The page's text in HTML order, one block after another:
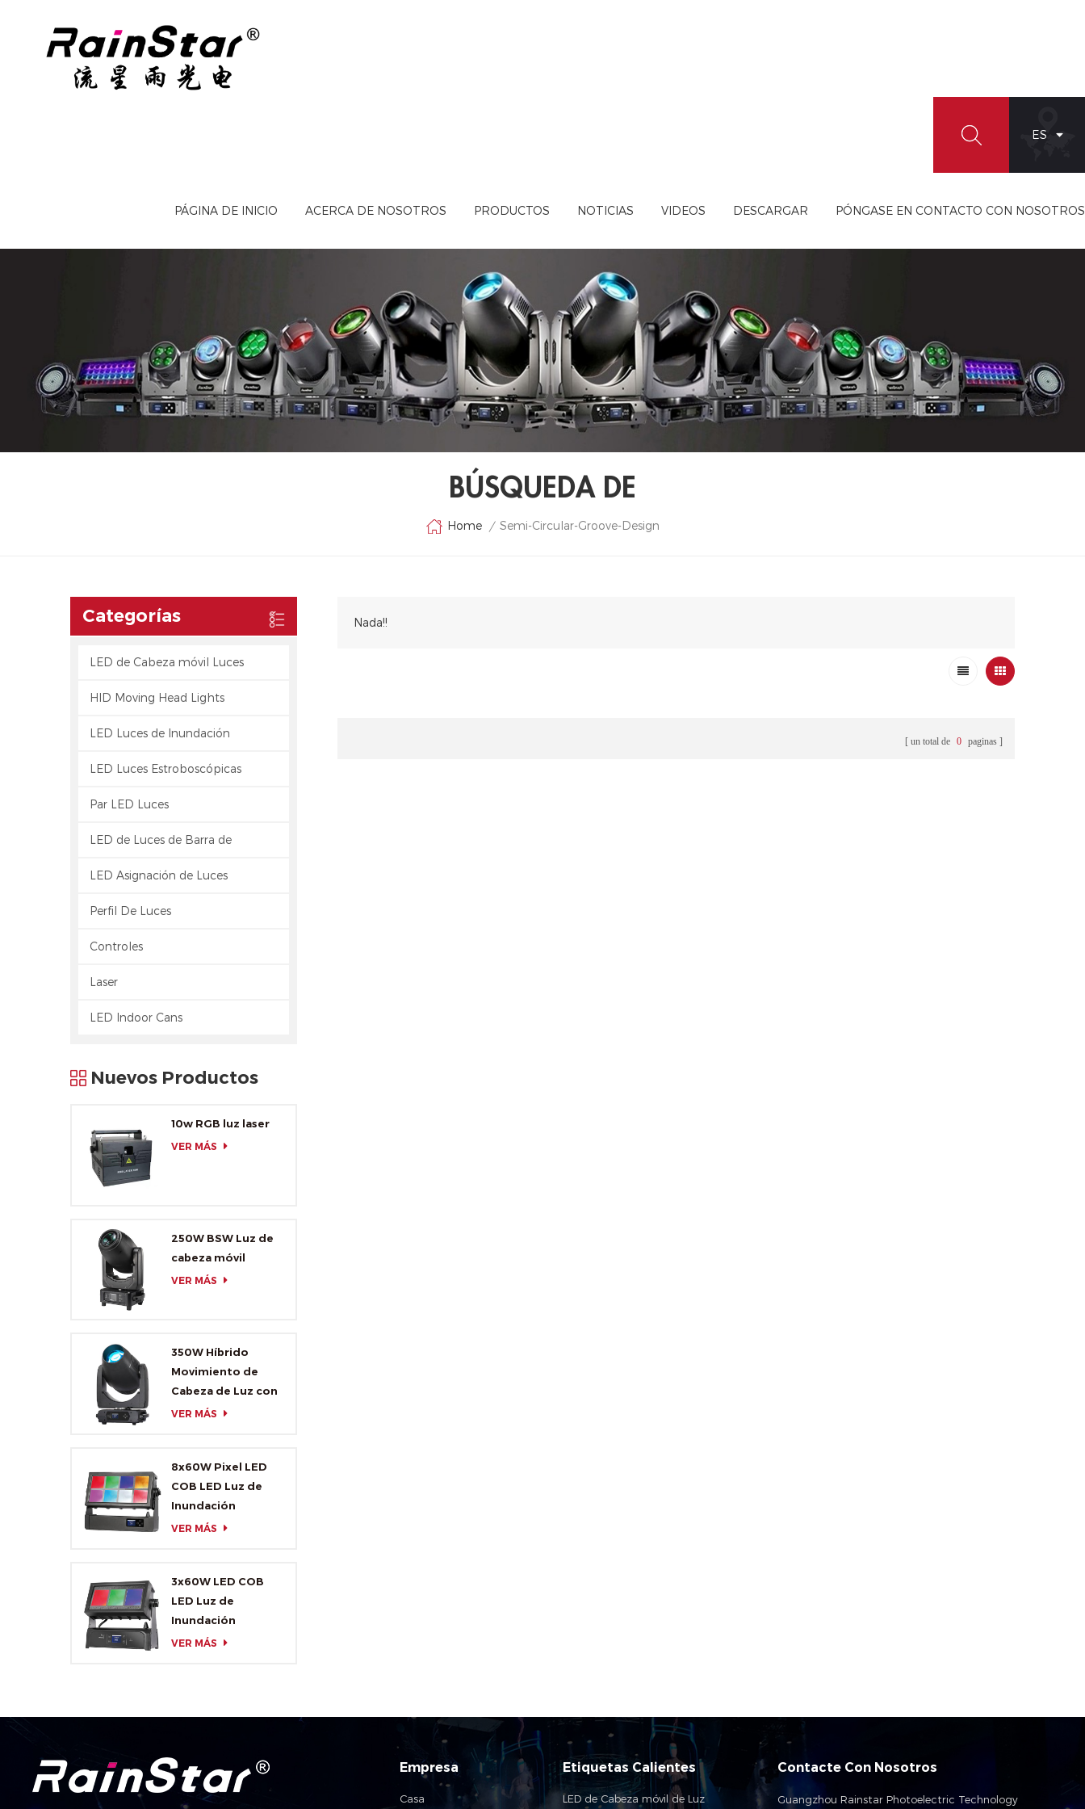
ES
PÁGINA DE INICIO ACERCA DE NOSOTROS PRODUCTOS NOTICIAS VIDEOS DESCARGAR PÓNGASE EN CONTACTO CON NOSOTROS
BÚSQUEDA DE
Home / Semi-Circular-Groove-Design
Categorías
LED de Cabeza móvil Luces
HID Moving Head Lights
LED Luces de Inundación
LED Luces Estroboscópicas
Par LED Luces
LED de Luces de Barra de
LED Asignación de Luces
Perfil De Luces
Controles
Laser
LED Indoor Cans
Nuevos Productos
10w RGB luz laser
VER MÁS
250W BSW Luz de
cabeza móvil
VER MÁS
350W Híbrido
Movimiento de
Cabeza de Luz con
CMY y CTO
VER MÁS
8x60W Pixel LED
COB LED Luz de
Inundación
VER MÁS
3x60W LED COB
LED Luz de
Inundación
VER MÁS
Nada!!
un total de 0 paginas
Empresa
Casa
Etiquetas Calientes
LED de Cabeza móvil de Luz
Contacte Con Nosotros
Guangzhou Rainstar Photoelectric Technology